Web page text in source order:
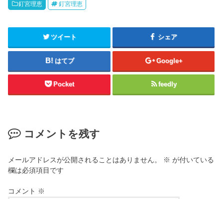
釘宮理恵 釘宮理恵
ツイート シェア
はてブ Google+
Pocket feedly
コメントを残す
メールアドレスが公開されることはありません。 ※ が付いている
欄は必須項目です
コメント ※